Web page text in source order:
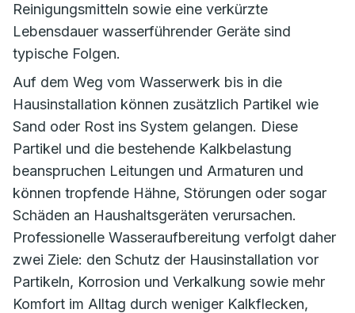
Reinigungsmitteln sowie eine verkürzte
Lebensdauer wasserführender Geräte sind
typische Folgen.
Auf dem Weg vom Wasserwerk bis in die
Hausinstallation können zusätzlich Partikel wie
Sand oder Rost ins System gelangen. Diese
Partikel und die bestehende Kalkbelastung
beanspruchen Leitungen und Armaturen und
können tropfende Hähne, Störungen oder sogar
Schäden an Haushaltsgeräten verursachen.
Professionelle Wasseraufbereitung verfolgt daher
zwei Ziele: den Schutz der Hausinstallation vor
Partikeln, Korrosion und Verkalkung sowie mehr
Komfort im Alltag durch weniger Kalkflecken,